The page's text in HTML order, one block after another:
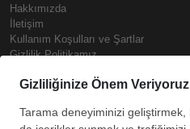
Hakkımızda
İletişim
Kullanım Koşulları ve Şartlar
Gizlilik Politikamız
Prime
Çelik Fiyatları